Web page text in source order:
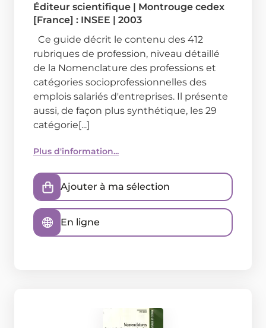
Éditeur scientifique | Montrouge cedex
[France] : INSEE | 2003
Ce guide décrit le contenu des 412
rubriques de profession, niveau détaillé
de la Nomenclature des professions et
catégories socioprofessionnelles des
emplois salariés d'entreprises. Il présente
aussi, de façon plus synthétique, les 29
catégorie[...]
Plus d'information...
Ajouter à ma sélection
En ligne